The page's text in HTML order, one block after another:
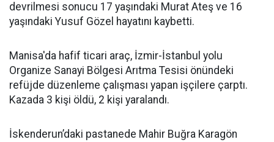
devrilmesi sonucu 17 yaşındaki Murat Ateş ve 16
yaşındaki Yusuf Gözel hayatını kaybetti.
Manisa'da hafif ticari araç, İzmir-İstanbul yolu
Organize Sanayi Bölgesi Arıtma Tesisi önündeki
refüjde düzenleme çalışması yapan işçilere çarptı.
Kazada 3 kişi öldü, 2 kişi yaralandı.
İskenderun’daki pastanede Mahir Buğra Karagön